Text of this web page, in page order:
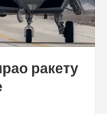
ракету